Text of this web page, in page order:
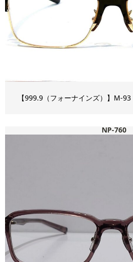
【999.9（フォーナインズ）】M-93
NP-760